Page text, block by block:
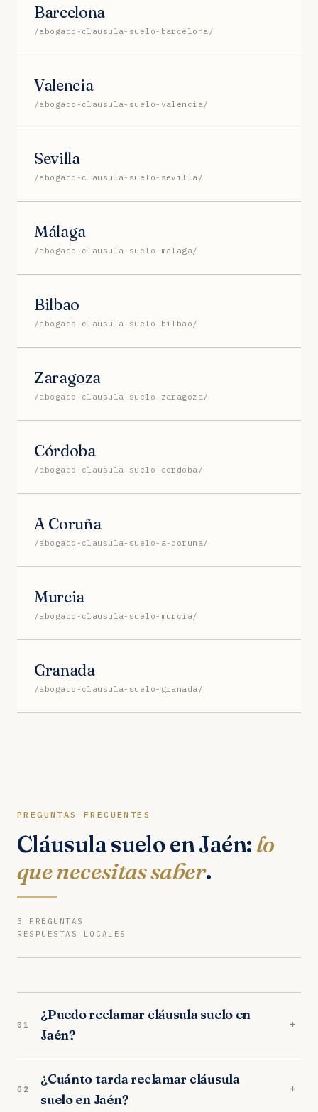
Barcelona
/abogado-clausula-suelo-barcelona/
Valencia
/abogado-clausula-suelo-valencia/
Sevilla
/abogado-clausula-suelo-sevilla/
Málaga
/abogado-clausula-suelo-malaga/
Bilbao
/abogado-clausula-suelo-bilbao/
Zaragoza
/abogado-clausula-suelo-zaragoza/
Córdoba
/abogado-clausula-suelo-cordoba/
A Coruña
/abogado-clausula-suelo-a-coruna/
Murcia
/abogado-clausula-suelo-murcia/
Granada
/abogado-clausula-suelo-granada/
PREGUNTAS FRECUENTES
Cláusula suelo en Jaén: lo
que necesitas saber.
3 PREGUNTAS
RESPUESTAS LOCALES
01
¿Puedo reclamar cláusula suelo en
Jaén?
+
en cláusula suelo. Analizamos tu caso
gratuitamente y trabajamos orientados a
02
¿Cuánto tarda reclamar cláusula
suelo en Jaén?
+